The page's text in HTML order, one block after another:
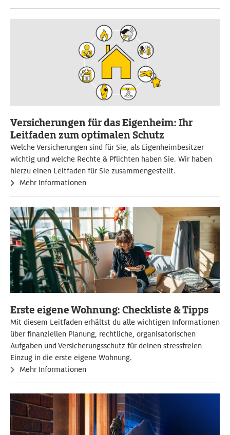
Versicherungen für das Eigenheim: Ihr
Leitfaden zum optimalen Schutz
Welche Versicherungen sind für Sie, als Eigenheimbesitzer
wichtig und welche Rechte & Pflichten haben Sie. Wir haben
hierzu einen Leitfaden für Sie zusammengestellt.
Mehr Informationen
Erste eigene Wohnung: Checkliste & Tipps
Mit diesem Leitfaden erhältst du alle wichtigen Informationen
über finanziellen Planung, rechtliche, organisatorischen
Aufgaben und Versicherungsschutz für deinen stressfreien
Einzug in die erste eigene Wohnung.
Mehr Informationen